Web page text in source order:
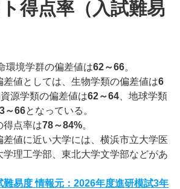
得点率（入試難易
環境学群の偏差値は62～66。
差値としては、生物学類の偏差値は6
資源学類の偏差値は62～64 、地球学類
～66となっている。
得点率は78～84%。
差値に近い大学には、横浜市立大学医
学理工学部、東北大学文学部などがあ
難易度 情報元：2026年度進研模試3年